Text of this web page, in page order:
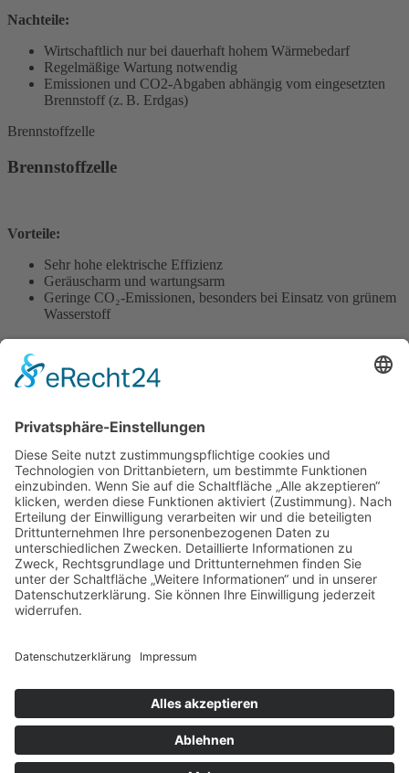
Nachteile:
Wirtschaftlich nur bei dauerhaft hohem Wärmebedarf
Regelmäßige Wartung notwendig
Emissionen und CO2-Abgaben abhängig vom eingesetzten
Brennstoff (z. B. Erdgas)
Brennstoffzelle
Brennstoffzelle
Vorteile:
Sehr hohe elektrische Effizienz
Geräuscharm und wartungsarm
Geringe CO₂-Emissionen, besonders bei Einsatz von grünem
Wasserstoff
Höhere Anschaffungskosten
Abhängigkeit von Wasserstoff- oder Erdgasversorgung
Da aktuell in Deutschland noch nicht ausreichend grüner
Wasserstoff zur Verfügung steht, werden die aktuell verfügbaren
Brennstoffzellen mittels einem Reformationsprozess mit Erdgas
betrieben.
Adresse
Selg Haustechnik GmbH
Torenstraße 22
Telefon: